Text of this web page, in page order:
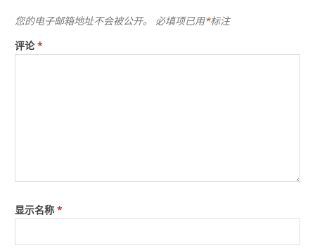
您的电子邮箱地址不会被公开。 必填项已用*标注
评论*
显示名称*